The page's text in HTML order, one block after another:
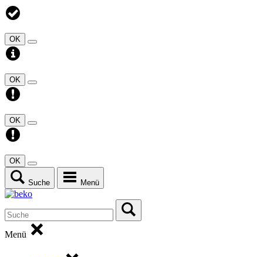
OK
OK
OK
OK
Suche Menü
Menü